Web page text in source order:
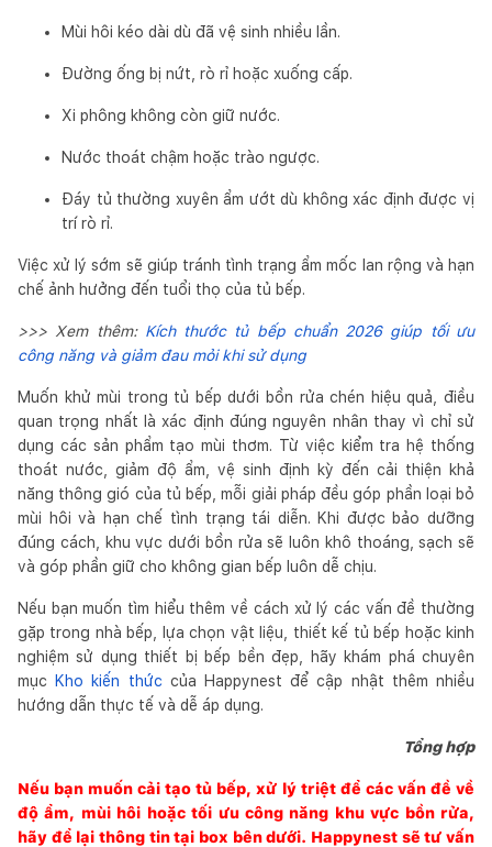
Mùi hôi kéo dài dù đã vệ sinh nhiều lần.
Đường ống bị nứt, rò rỉ hoặc xuống cấp.
Xi phông không còn giữ nước.
Nước thoát chậm hoặc trào ngược.
Đáy tủ thường xuyên ẩm ướt dù không xác định được vị
trí rò rỉ.
Việc xử lý sớm sẽ giúp tránh tình trạng ẩm mốc lan rộng và hạn
chế ảnh hưởng đến tuổi thọ của tủ bếp.
>>> Xem thêm: Kích thước tủ bếp chuẩn 2026 giúp tối ưu
công năng và giảm đau mỏi khi sử dụng
Muốn khử mùi trong tủ bếp dưới bồn rửa chén hiệu quả, điều
quan trọng nhất là xác định đúng nguyên nhân thay vì chỉ sử
dụng các sản phẩm tạo mùi thơm. Từ việc kiểm tra hệ thống
thoát nước, giảm độ ẩm, vệ sinh định kỳ đến cải thiện khả
năng thông gió của tủ bếp, mỗi giải pháp đều góp phần loại bỏ
mùi hôi và hạn chế tình trạng tái diễn. Khi được bảo dưỡng
đúng cách, khu vực dưới bồn rửa sẽ luôn khô thoáng, sạch sẽ
và góp phần giữ cho không gian bếp luôn dễ chịu.
Nếu bạn muốn tìm hiểu thêm về cách xử lý các vấn đề thường
gặp trong nhà bếp, lựa chọn vật liệu, thiết kế tủ bếp hoặc kinh
nghiệm sử dụng thiết bị bếp bền đẹp, hãy khám phá chuyên
mục
Kho kiến thức của Happynest để cập nhật thêm nhiều
hướng dẫn thực tế và dễ áp dụng.
Tổng hợp
Nếu bạn muốn cải tạo tủ bếp, xử lý triệt để các vấn đề về
độ ẩm, mùi hôi hoặc tối ưu công năng khu vực bồn rửa,
hãy để lại thông tin tại box bên dưới. Happynest sẽ tư vấn